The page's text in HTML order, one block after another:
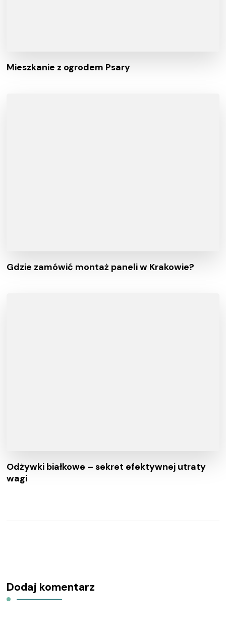
Mieszkanie z ogrodem Psary
Gdzie zamówić montaż paneli w Krakowie?
Odżywki białkowe – sekret efektywnej utraty
wagi
Dodaj komentarz